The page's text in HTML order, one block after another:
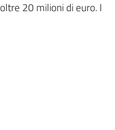
20 milioni di euro. I